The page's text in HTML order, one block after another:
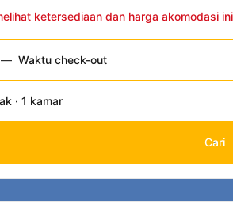
ketersediaan dan harga akomodasi ini
— Waktu check-out
· 1 kamar
Cari